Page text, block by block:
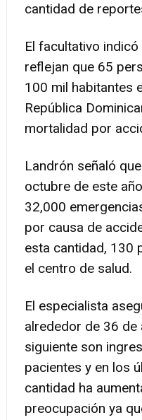
cantidad de
El facultativo
reflejan que 65
100 mil habitantes
República
mortalidad por
Landrón señaló
octubre de este
32,000
por causa de
esta cantidad, 130
el centro de salud.
El especialista
alrededor de 36 de
siguiente son
pacientes y en los
cantidad ha
preocupación ya